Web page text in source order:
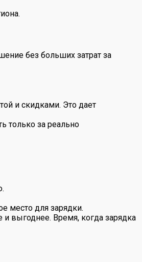
без больших затрат за
и скидками. Это дает
только за реально
место для зарядки.
и выгоднее. Время, когда зарядка